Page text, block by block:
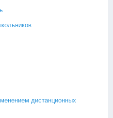
дистанционных